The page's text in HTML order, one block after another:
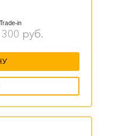
in
руб.